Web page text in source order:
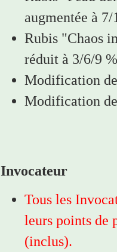
augmentée à
Rubis "Chaos
réduit à 3/6/9
Modification
Modification
Invocateur
Tous les
leurs points de
(inclus).